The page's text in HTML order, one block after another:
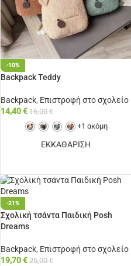
-10%
Backpack Teddy
Backpack, Επιστροφή στο σχολείο
14,40€ 16,00€
+1 ακόμη
ΕΚΚΑΘΑΡΙΣΗ
-21%
Σχολική τσάντα Παιδική Posh
Dreams
Backpack, Επιστροφή στο σχολείο
19,70€ 25,00€